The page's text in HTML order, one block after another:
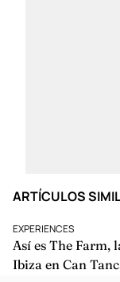
ARTÍCULOS
EXPERIENCES
Así es The Farm,
Ibiza en Can